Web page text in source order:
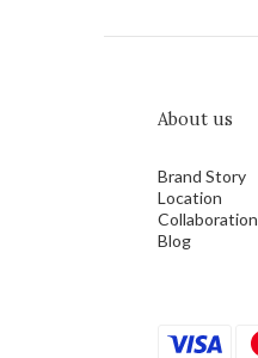
About us
Brand Story
Location
Collaboration
Blog